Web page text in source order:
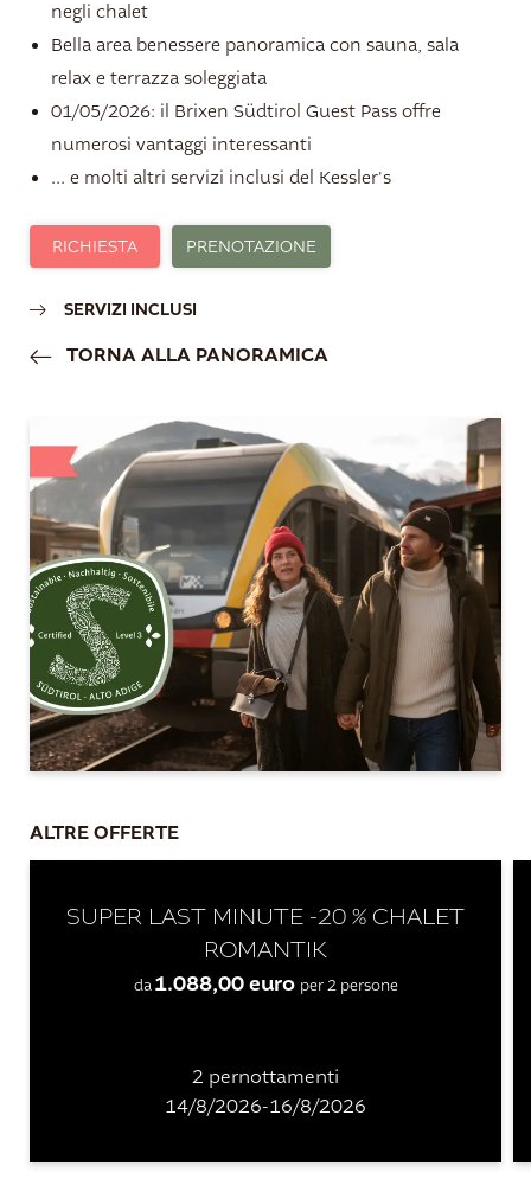
Natura da vivere
negli chalet
Bella area benessere panoramica con sauna, sala
relax e terrazza soleggiata
01/05/2026: il Brixen Südtirol Guest Pass offre
numerosi vantaggi interessanti
... e molti altri servizi inclusi del Kessler's
RICHIESTA PRENOTAZIONE
SERVIZI INCLUSI
TORNA ALLA PANORAMICA
ALTRE OFFERTE
SUPER LAST MINUTE -20 % CHALET
ROMANTIK
da 1.088,00 euro per 2 persone
2 pernottamenti
14/8/2026-16/8/2026